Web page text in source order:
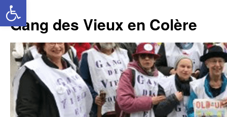
Aller
au
contenu
Gang des Vieux en Colère